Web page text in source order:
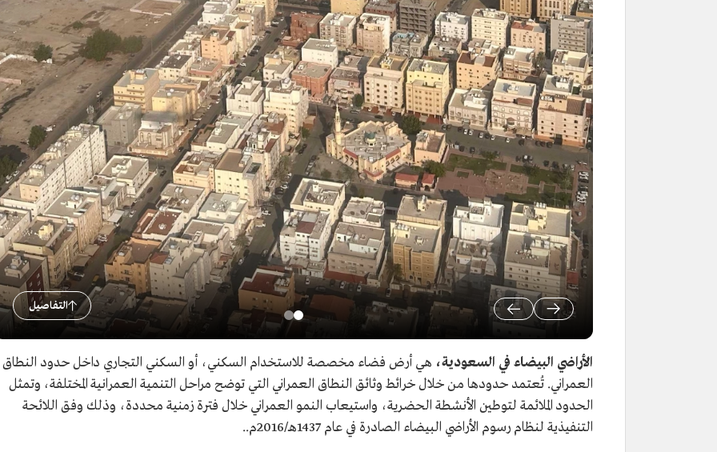
التفاصيل
الأراضي البيضاء في السعودية، هي أرض فضاء مخصصة للاستخدام السكني، أو السكني التجاري داخل حدود النطاق
العمراني. تُعتمد حدودها من خلال خرائط وثائق النطاق العمراني التي توضح مراحل التنمية العمرانية المختلفة، وتمثل
الحدود الملائمة لتوطين الأنشطة الحضرية، واستيعاب النمو العمراني خلال فترة زمنية محددة، وذلك وفق اللائحة
التنفيذية لنظام رسوم الأراضي البيضاء الصادرة في عام 1437هـ/2016م..